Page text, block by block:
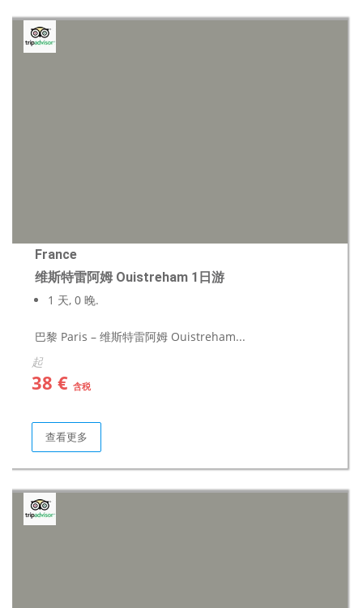
France
维斯特雷阿姆 Ouistreham 1日游
1 天, 0 晚.
巴黎 Paris – 维斯特雷阿姆 Ouistreham...
起
38 € 含税
查看更多